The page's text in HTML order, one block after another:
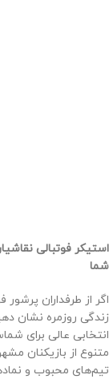
استیکر فوتبالی
شما
اگر از طرفداران
زندگی روزمره نشان
انتخابی عالی برای
متنوع از بازیکنان
تیم‌های محبوب و